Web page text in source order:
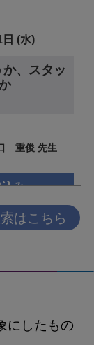
はこちら
にしたもの